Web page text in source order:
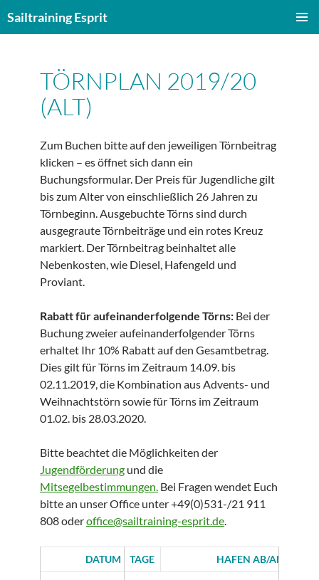
Inhalt
Sailtraining Esprit
TÖRNPLAN 2019/20
(ALT)
Zum Buchen bitte auf den jeweiligen Törnbeitrag
klicken – es öffnet sich dann ein
Buchungsformular. Der Preis für Jugendliche gilt
bis zum Alter von einschließlich 26 Jahren zu
Törnbeginn. Ausgebuchte Törns sind durch
ausgegraute Törnbeiträge und ein rotes Kreuz
markiert. Der Törnbeitrag beinhaltet alle
Nebenkosten, wie Diesel, Hafengeld und
Proviant.
Rabatt für aufeinanderfolgende Törns: Bei der
Buchung zweier aufeinanderfolgender Törns
erhaltet Ihr 10% Rabatt auf den Gesamtbetrag.
Dies gilt für Törns im Zeitraum 14.09. bis
02.11.2019, die Kombination aus Advents- und
Weihnachtstörn sowie für Törns im Zeitraum
01.02. bis 28.03.2020.
Bitte beachtet die Möglichkeiten der
Jugendförderung und die
Mitsegelbestimmungen. Bei Fragen wendet Euch
bitte an unser Office unter +49(0)531-/21 911
808 oderoffice@sailtraining-esprit.de.
TAGE HAFEN AB/AN
DATUM